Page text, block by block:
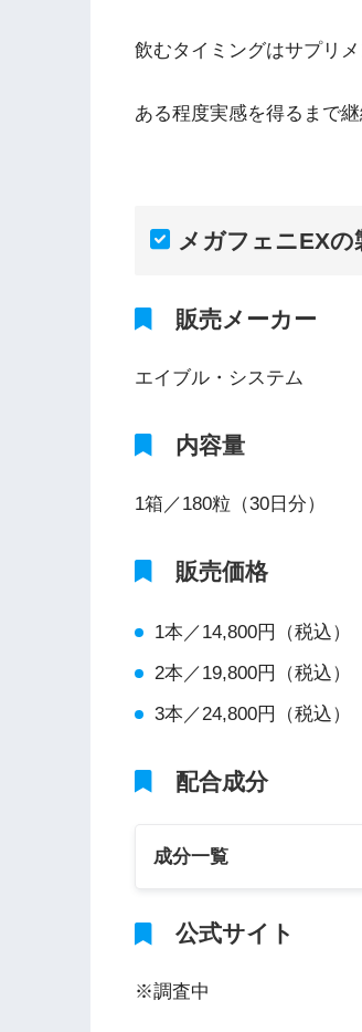
飲むタイミングはサプリ
ある程度実感を得るまで
メガフェニEXの
販売メーカー
エイブル・システム
内容量
1箱／180粒（30日分）
販売価格
1本／14,800円（税込）
2本／19,800円（税込）
3本／24,800円（税込）
配合成分
成分一覧
公式サイト
※調査中